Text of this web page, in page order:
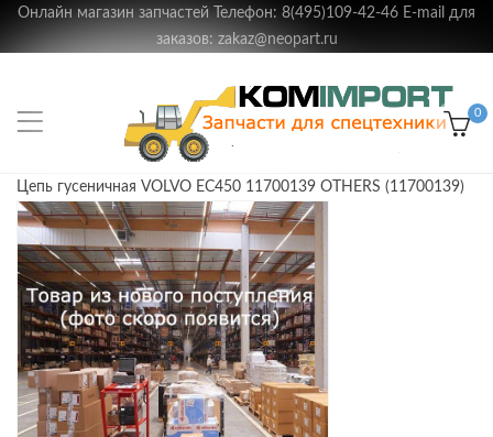
Онлайн магазин запчастей Телефон: 8(495)109-42-46 E-mail для
заказов: zakaz@neopart.ru
0
Цепь гусеничная VOLVO EC450 11700139 OTHERS (11700139)